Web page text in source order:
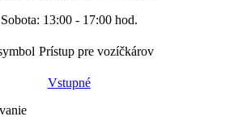
Sobota: 13:00 - 17:00 hod.
Prístup pre vozíčkárov
Vstupné